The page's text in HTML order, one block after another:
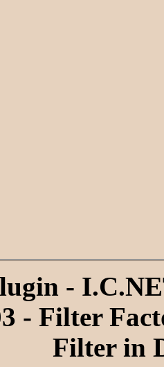
-
- Filter
Filter in